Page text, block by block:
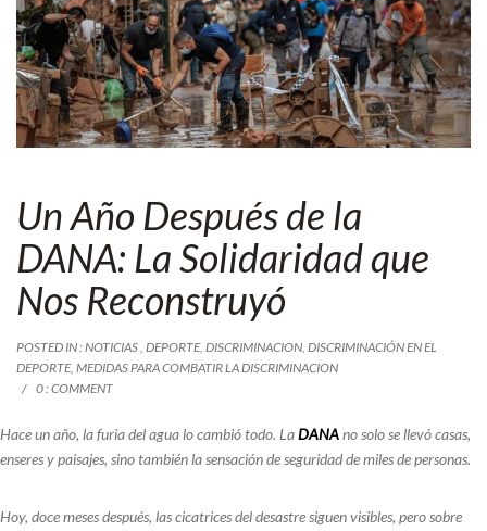
Un Año Después de la
DANA: La Solidaridad que
Nos Reconstruyó
POSTED IN :NOTICIAS, DEPORTE, DISCRIMINACION, DISCRIMINACIÓN EN EL
DEPORTE, MEDIDAS PARA COMBATIR LA DISCRIMINACION
0 : COMMENT
Hace un año, la furia del agua lo cambió todo. LaDANAno solo se llevó casas,
enseres y paisajes, sino también la sensación de seguridad de miles de personas.
Hoy, doce meses después, las cicatrices del desastre siguen visibles, pero sobre